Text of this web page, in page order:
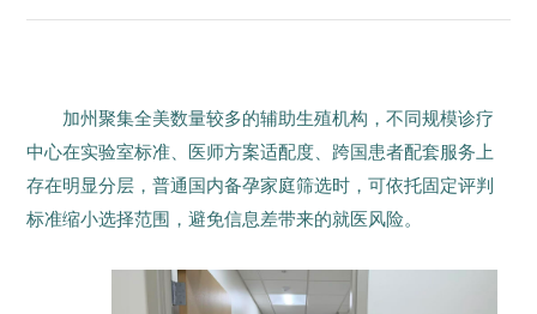
加州聚集全美数量较多的辅助生殖机构，不同规模诊疗
中心在实验室标准、医师方案适配度、跨国患者配套服务上
存在明显分层，普通国内备孕家庭筛选时，可依托固定评判
标准缩小选择范围，避免信息差带来的就医风险。